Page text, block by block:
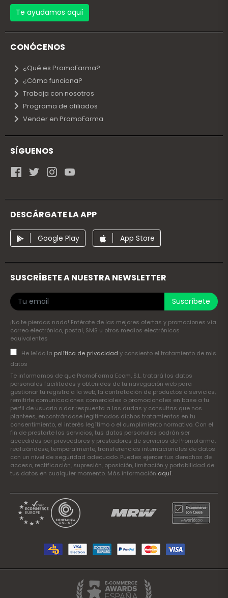
Te ayudamos aquí
CONÓCENOS
¿Qué es PromoFarma?
¿Cómo funciona?
Trabaja con nosotros
Programa de afiliados
Vender en PromoFarma
SÍGUENOS
DESCÁRGATE LA APP
Google Play App Store
SUSCRÍBETE A NUESTRA NEWSLETTER
Suscríbete
¡No te pierdas nada! Entérate de las mejores ofertas y promociones vía
correo electrónico, postal, SMS u otros medios electrónicos
equivalentes
He leído la política de privacidad y consiento el tratamiento de mis
datos
Te informamos de que PromoFarma Ecom, S.L. tratará los datos
personales facilitados y obtenidos de tu navegación web para
gestionar tu registro a la web, la contratación de productos o servicios,
remitirte comunicaciones comerciales o promocionales en base a tu
perfil de usuario o dar respuesta a las dudas y consultas que nos
plantees, encontrándose legitimados dichos tratamientos en tu
consentimiento, el interés legítimo o el cumplimiento normativo. Con el
fin de prestarte los servicios, tus datos personales podrán ser
accedidos por proveedores y prestadores de servicios de Promofarma,
realizándose, temporalmente, transferencias internacionales de datos
con un nivel de seguridad adecuado. Puedes ejercer tus derechos de
acceso, rectificación, supresión, oposición, limitación y portabilidad de
tus datos en cualquier momento. Más información aquí.